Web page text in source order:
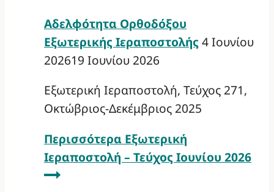
Αδελφότητα Ορθοδόξου
Εξωτερικής Ιεραποστολής 4 Ιουνίου
202619 Ιουνίου 2026
Εξωτερική Ιεραποστολή, Τεύχος 271,
Οκτώβριος-Δεκέμβριος 2025
Περισσότερα Εξωτερική
Ιεραποστολή – Τεύχος Ιουνίου 2026